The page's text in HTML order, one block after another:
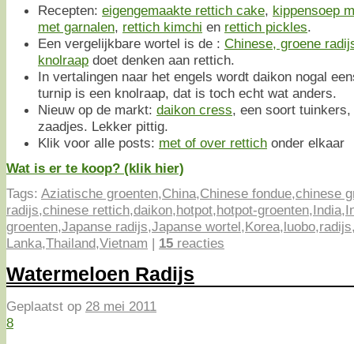
Recepten: eigengemaakte rettich cake, kippensoep
met garnalen, rettich kimchi en rettich pickles.
Een vergelijkbare wortel is de : Chinese, groene
knolraap doet denken aan rettich.
In vertalingen naar het engels wordt daikon nogal
turnip is een knolraap, dat is toch echt wat anders.
Nieuw op de markt: daikon cress, een soort
zaadjes. Lekker pittig.
Klik voor alle posts: met of over rettich onder elkaar
Wat is er te koop? (klik hier)
Tags: Aziatische groenten,China,Chinese fondue,chinese
radijs,chinese rettich,daikon,hotpot,hotpot-groenten,India,
groenten,Japanse radijs,Japanse wortel,Korea,luobo,radijs
Lanka,Thailand,Vietnam | 15 reacties
Watermeloen Radijs
Geplaatst op 28 mei 2011
8